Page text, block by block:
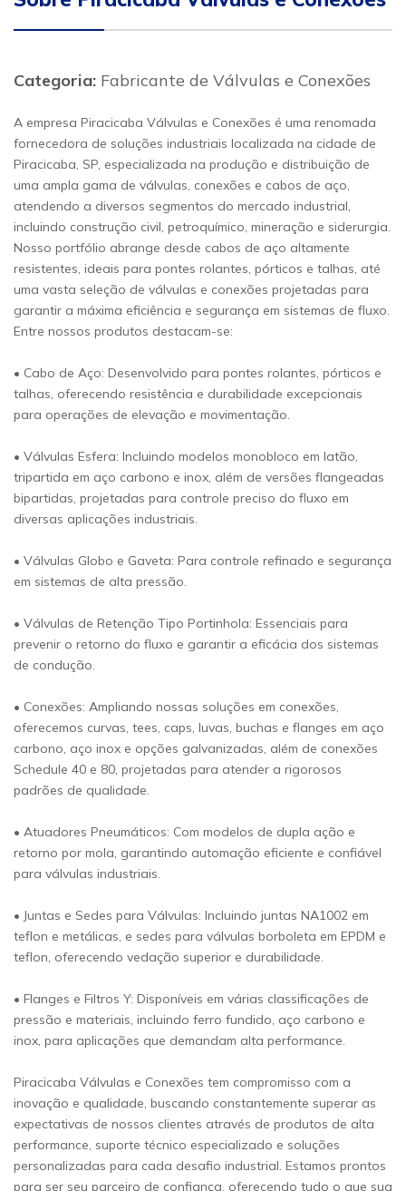
Categoria: Fabricante de Válvulas e Conexões
A empresa Piracicaba Válvulas e Conexões é uma renomada
fornecedora de soluções industriais localizada na cidade de
Piracicaba, SP, especializada na produção e distribuição de
uma ampla gama de válvulas, conexões e cabos de aço,
atendendo a diversos segmentos do mercado industrial,
incluindo construção civil, petroquímico, mineração e siderurgia.
Nosso portfólio abrange desde cabos de aço altamente
resistentes, ideais para pontes rolantes, pórticos e talhas, até
uma vasta seleção de válvulas e conexões projetadas para
garantir a máxima eficiência e segurança em sistemas de fluxo.
Entre nossos produtos destacam-se:
• Cabo de Aço: Desenvolvido para pontes rolantes, pórticos e
talhas, oferecendo resistência e durabilidade excepcionais
para operações de elevação e movimentação.
• Válvulas Esfera: Incluindo modelos monobloco em latão,
tripartida em aço carbono e inox, além de versões flangeadas
bipartidas, projetadas para controle preciso do fluxo em
diversas aplicações industriais.
• Válvulas Globo e Gaveta: Para controle refinado e segurança
em sistemas de alta pressão.
• Válvulas de Retenção Tipo Portinhola: Essenciais para
prevenir o retorno do fluxo e garantir a eficácia dos sistemas
de condução.
• Conexões: Ampliando nossas soluções em conexões,
oferecemos curvas, tees, caps, luvas, buchas e flanges em aço
carbono, aço inox e opções galvanizadas, além de conexões
Schedule 40 e 80, projetadas para atender a rigorosos
padrões de qualidade.
• Atuadores Pneumáticos: Com modelos de dupla ação e
retorno por mola, garantindo automação eficiente e confiável
para válvulas industriais.
• Juntas e Sedes para Válvulas: Incluindo juntas NA1002 em
teflon e metálicas, e sedes para válvulas borboleta em EPDM e
teflon, oferecendo vedação superior e durabilidade.
• Flanges e Filtros Y: Disponíveis em várias classificações de
pressão e materiais, incluindo ferro fundido, aço carbono e
inox, para aplicações que demandam alta performance.
Piracicaba Válvulas e Conexões tem compromisso com a
inovação e qualidade, buscando constantemente superar as
expectativas de nossos clientes através de produtos de alta
performance, suporte técnico especializado e soluções
personalizadas para cada desafio industrial. Estamos prontos
para ser seu parceiro de confiança, oferecendo tudo o que sua